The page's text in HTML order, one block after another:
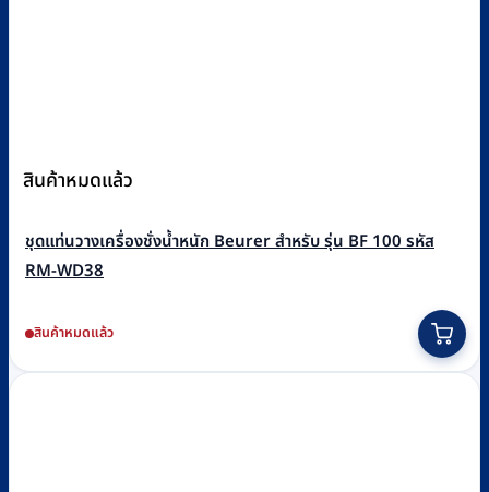
สินค้าหมดแล้ว
ชุดแท่นวางเครื่องชั่งน้ำหนัก Beurer สำหรับ รุ่น BF 100 รหัส
RM-WD38
สินค้าหมดแล้ว